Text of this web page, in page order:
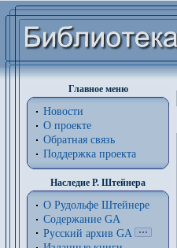
Главное меню
Новости
О проекте
Обратная связь
Поддержка проекта
Наследие Р. Штейнера
О Рудольфе Штейнере
Содержание GA
Русский архив GA